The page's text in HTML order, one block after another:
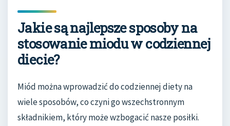
Jakie są najlepsze sposoby na
stosowanie miodu w codziennej
diecie?
Miód można wprowadzić do codziennej diety na
wiele sposobów, co czyni go wszechstronnym
składnikiem, który może wzbogacić nasze posiłki.